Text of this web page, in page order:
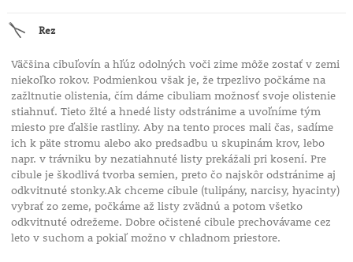
Rez
Väčšina cibuľovín a hľúz odolných voči zime môže zostať v zemi
niekoľko rokov. Podmienkou však je, že trpezlivo počkáme na
zažltnutie olistenia, čím dáme cibuliam možnosť svoje olistenie
stiahnuť. Tieto žlté a hnedé listy odstránime a uvoľníme tým
miesto pre ďalšie rastliny. Aby na tento proces mali čas, sadíme
ich k päte stromu alebo ako predsadbu u skupinám krov, lebo
napr. v trávniku by nezatiahnuté listy prekážali pri kosení. Pre
cibule je škodlivá tvorba semien, preto čo najskôr odstránime aj
odkvitnuté stonky.Ak chceme cibule (tulipány, narcisy, hyacinty)
vybrať zo zeme, počkáme až listy zvädnú a potom všetko
odkvitnuté odrežeme. Dobre očistené cibule prechovávame cez
leto v suchom a pokiaľ možno v chladnom priestore.